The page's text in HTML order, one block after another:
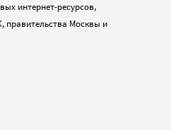
интернет-ресурсов,
Москвы и